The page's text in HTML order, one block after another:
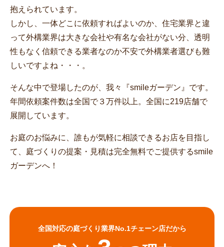
抱えられています。
しかし、一体どこに依頼すればよいのか、住宅業界と違
って外構業界は大きな会社や有名な会社がない分、透明
性もなく信頼できる業者なのか不安で外構業者選びも難
しいですよね・・・。
そんな中で登場したのが、我々『smileガーデン』です。
年間依頼案件数は全国で３万件以上。全国に219店舗で
展開しています。
お庭のお悩みに、誰もが気軽に相談できるお店を目指し
て、庭づくりの提案・見積は完全無料でご提供するsmile
ガーデンへ！
全国対応の庭づくり業界No.1チェーン店だから